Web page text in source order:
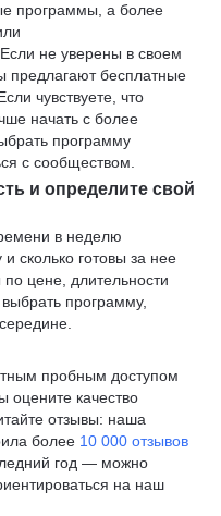
программы, а более
не уверены в своем
предлагают бесплатные
чувствуете, что
начать с более
программу
с сообществом.
и определите свой
в неделю
сколько готовы за нее
цене, длительности
программу,
пробным доступом
оцените качество
отзывы: наша
более 10 000 отзывов
год — можно
на наш